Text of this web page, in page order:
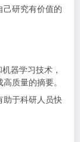
研究有价值的
器学习技术，
质量的摘要。
助于科研人员快